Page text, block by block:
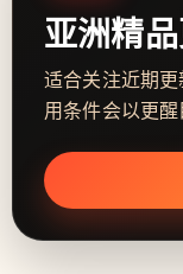
亚洲精
适合关注近期
用条件会以更醒